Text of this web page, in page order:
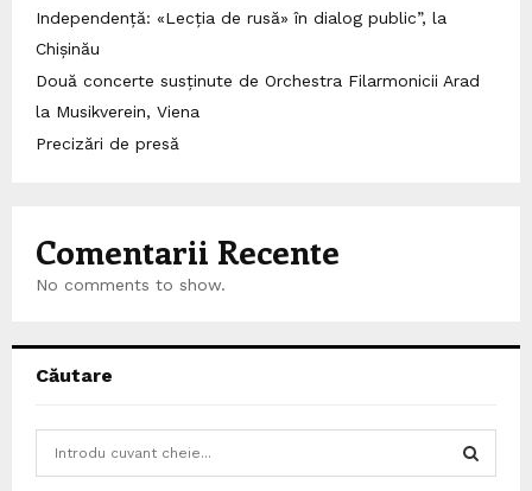
Independență: «Lecția de rusă» în dialog public”, la
Chișinău
Două concerte susținute de Orchestra Filarmonicii Arad
la Musikverein, Viena
Precizări de presă
Comentarii Recente
No comments to show.
Căutare